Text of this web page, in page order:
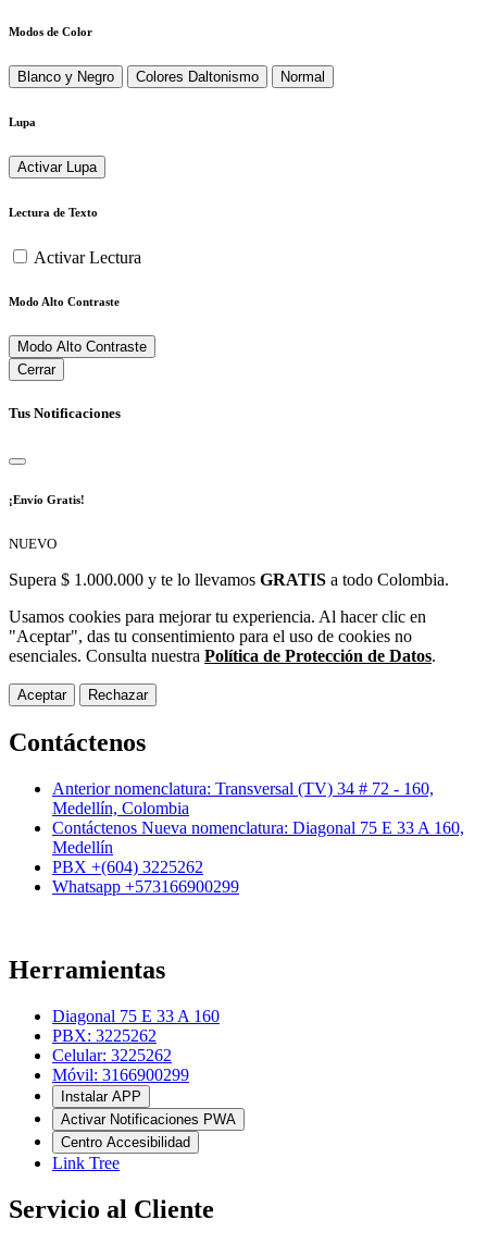
Modos de Color
Blanco y Negro Colores Daltonismo Normal
Lupa
Activar Lupa
Lectura de Texto
Activar Lectura
Modo Alto Contraste
Modo Alto Contraste
Cerrar
Tus Notificaciones
¡Envío Gratis!
NUEVO
Supera $ 1.000.000 y te lo llevamos GRATIS a todo Colombia.
Usamos cookies para mejorar tu experiencia. Al hacer clic en
"Aceptar", das tu consentimiento para el uso de cookies no
esenciales. Consulta nuestra Política de Protección de Datos.
Aceptar Rechazar
Contáctenos
Anterior nomenclatura: Transversal (TV) 34 # 72 - 160,
Medellín, Colombia
Contáctenos Nueva nomenclatura: Diagonal 75 E 33 A 160,
Medellín
PBX +(604) 3225262
Whatsapp +573166900299
Herramientas
Diagonal 75 E 33 A 160
PBX: 3225262
Celular: 3225262
Móvil: 3166900299
Instalar APP
Activar Notificaciones PWA
Centro Accesibilidad
Link Tree
Servicio al Cliente